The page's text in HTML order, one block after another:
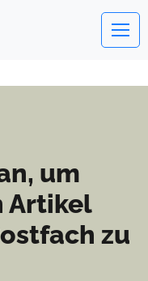
und
um
Artikel
zu